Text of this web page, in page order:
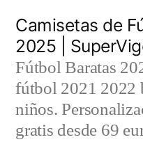
contenido
Camisetas de
2025 |
Fútbol Baratas
fútbol 2021 2022
niños.
gratis desde 69